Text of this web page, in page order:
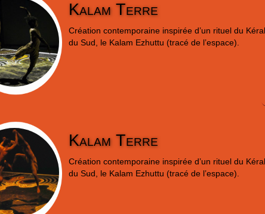
Kalam Terre
Création contemporaine inspirée d’un rituel du
du Sud, le Kalam Ezhuttu (tracé de l’espace).
Kalam Terre
Création contemporaine inspirée d’un rituel du
du Sud, le Kalam Ezhuttu (tracé de l’espace).